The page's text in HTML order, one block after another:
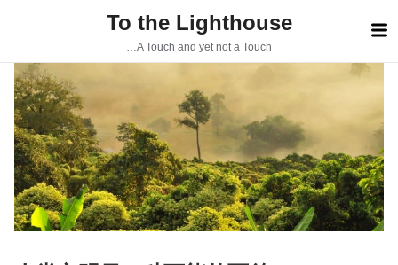
p
To the Lighthouse
…A Touch and yet not a Touch